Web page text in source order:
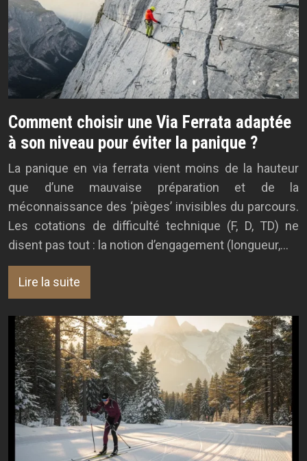
Comment choisir une Via Ferrata adaptée
à son niveau pour éviter la panique ?
La panique en via ferrata vient moins de la hauteur
que d’une mauvaise préparation et de la
méconnaissance des ‘pièges’ invisibles du parcours.
Les cotations de difficulté technique (F, D, TD) ne
disent pas tout : la notion d’engagement (longueur,…
Lire la suite